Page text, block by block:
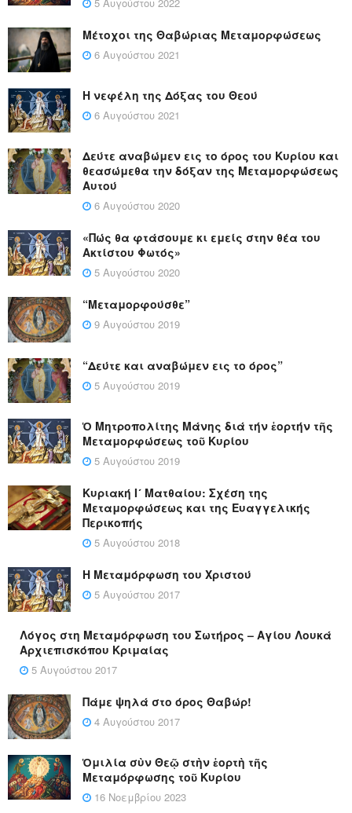
Μέτοχοι της Θαβώριας Μεταμορφώσεως
6 Αυγούστου 2021
Η νεφέλη της Δόξας του Θεού
6 Αυγούστου 2021
Δεύτε αναβώμεν εις το όρος του Κυρίου και
θεασώμεθα την δόξαν της Μεταμορφώσεως
Αυτού
6 Αυγούστου 2020
«Πώς θα φτάσουμε κι εμείς στην θέα του
Ακτίστου Φωτός»
5 Αυγούστου 2020
“Μεταμορφούσθε”
9 Αυγούστου 2019
“Δεύτε και αναβώμεν εις το όρος”
5 Αυγούστου 2019
Ὁ Μητροπολίτης Μάνης διά τήν ἑορτήν τῆς
Μεταμορφώσεως τοῦ Κυρίου
5 Αυγούστου 2019
Κυριακή Ι´ Ματθαίου: Σχέση της
Μεταμορφώσεως και της Ευαγγελικής
Περικοπής
5 Αυγούστου 2018
Η Μεταμόρφωση του Χριστού
5 Αυγούστου 2017
Λόγος στη Μεταμόρφωση του Σωτήρος – Αγίου Λουκά
Αρχιεπισκόπου Κριμαίας
5 Αυγούστου 2017
Πάμε ψηλά στο όρος Θαβώρ!
4 Αυγούστου 2017
Ὁμιλία σὺν Θεῷ στὴν ἑορτὴ τῆς
Μεταμόρφωσης τοῦ Κυρίου
16 Νοεμβρίου 2023